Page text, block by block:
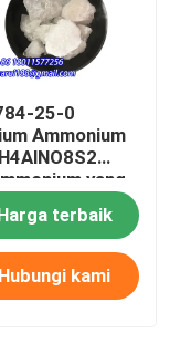
25-0
Ammonium
yang
terbaik
Hubungi kami